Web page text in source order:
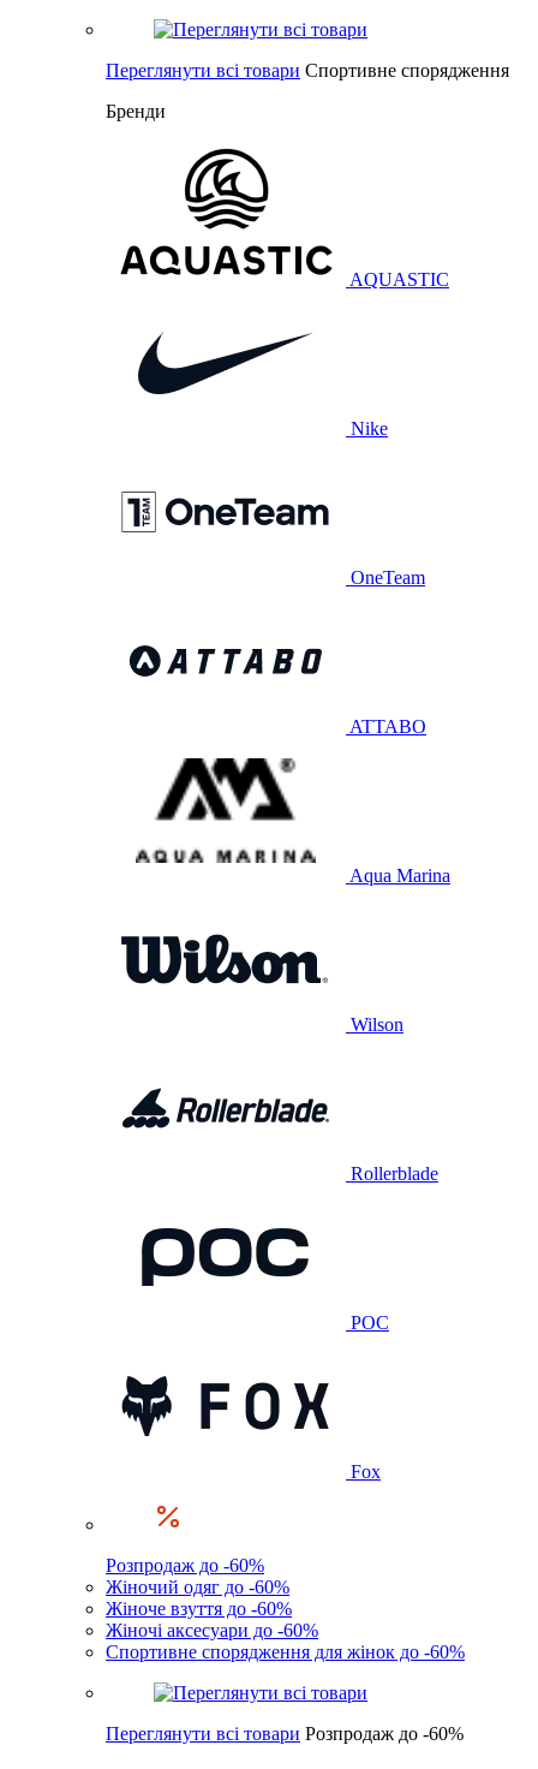
Переглянути всі товари Спортивне спорядження
Бренди
AQUASTIC
Nike
OneTeam
ATTABO
Aqua Marina
Wilson
Rollerblade
POC
Fox
Розпродаж до -60%
Жіночий одяг до -60%
Жіноче взуття до -60%
Жіночі аксесуари до -60%
Спортивне спорядження для жінок до -60%
Переглянути всі товари Розпродаж до -60%